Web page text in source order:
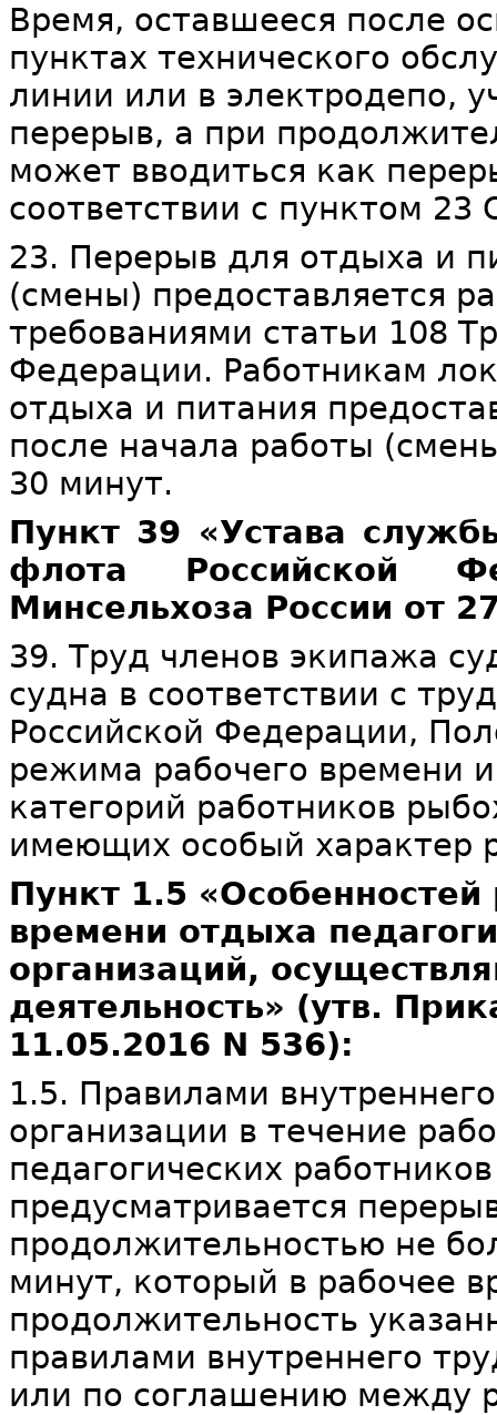
Время, оставшееся после
пунктах технического
линии или в электродепо,
перерыв, а при
может вводиться как
соответствии с пунктом 23
23. Перерыв для отдыха и
(смены) предоставляется
требованиями статьи 108
Федерации. Работникам
отдыха и питания
после начала работы
30 минут.
Пункт 39 «Устава
флота Российской
Минсельхоза России от
39. Труд членов экипажа
судна в соответствии с
Российской Федерации,
режима рабочего времени
категорий работников
имеющих особый характер
Пункт 1.5
времени отдыха
организаций,
деятельность» (утв.
11.05.2016 N 536):
1.5. Правилами
организации в течение
педагогических
предусматривается
продолжительностью не
минут, который в рабочее
продолжительность
правилами внутреннего
или по соглашению между